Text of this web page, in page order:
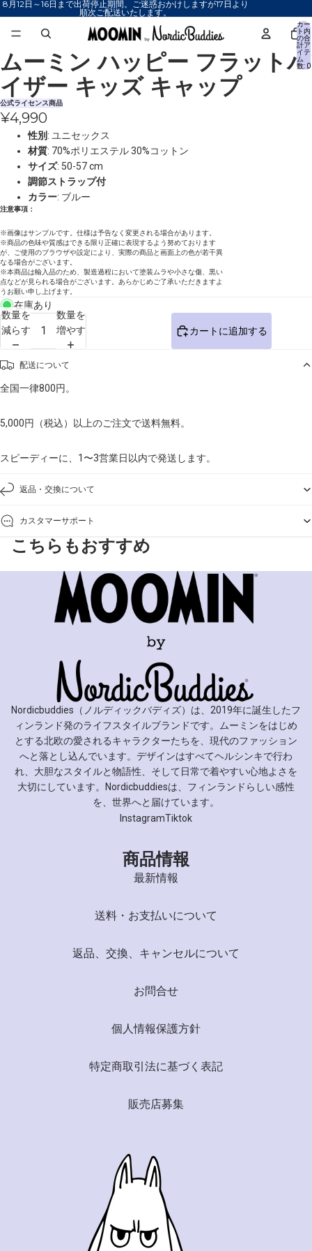
8月12日～16日まで出荷停止期間。ご迷惑おかけしますが17日より
順次ご配送いたします。
カー
ト内
の合
計ア
イテ
ム
数: 0
画
像
を
全
画
画
像
を
全
画
ムーミン ハッピー フラットバ
イザー キッズ キャップ
公式ライセンス商品
¥4,990
性別: ユニセックス
材質: 70%ポリエステル 30%コットン
サイズ: 50-57 cm
調節ストラップ付
カラー: ブルー
注意事項：
※画像はサンプルです。仕様は予告なく変更される場合があります。
※商品の色味や質感はできる限り正確に表現するよう努めております
が、ご使用のブラウザや設定により、実際の商品と画面上の色が若干異
なる場合がございます。
※本商品は輸入品のため、製造過程において塗装ムラや小さな傷、黒い
点などが見られる場合がございます。あらかじめご了承いただきますよ
うお願い申し上げます。
在庫あり
数量を
減らす
数量を
増やす
カートに追加する
配送について
全国一律800円。
5,000円（税込）以上のご注文で送料無料。
スピーディーに、1〜3営業日以内で発送します。
返品・交換について
カスタマーサポート
こちらもおすすめ
Nordicbuddies（ノルディックバディズ）は、2019年に誕生したフ
ィンランド発のライフスタイルブランドです。ムーミンをはじめ
とする北欧の愛されるキャラクターたちを、現代のファッション
へと落とし込んでいます。デザインはすべてヘルシンキで行わ
れ、大胆なスタイルと物語性、そして日常で着やすい心地よさを
大切にしています。Nordicbuddiesは、フィンランドらしい感性
を、世界へと届けています。
InstagramTiktok
商品情報
最新情報
送料・お支払いについて
返品、交換、キャンセルについて
お問合せ
個人情報保護方針
特定商取引法に基づく表記
販売店募集